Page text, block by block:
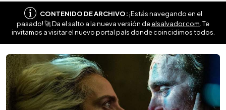
CONTENIDO DE ARCHIVO:¡Estás navegando en el
pasado! 🚀 Da el salto a la nueva versión deelsalvador.com . Te
invitamos a visitar el nuevo portal país donde coincidimos todos.